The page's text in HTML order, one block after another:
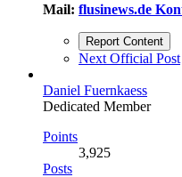
Mail: flusinews.de
Report Content
Next Official Post
Daniel Fuernkaess
Dedicated Member
Points
3,925
Posts